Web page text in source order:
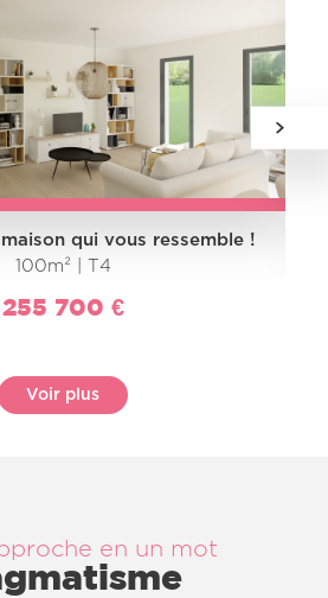
qui vous ressemble !
100m² | T4
255 700 €
Voir plus
en un mot